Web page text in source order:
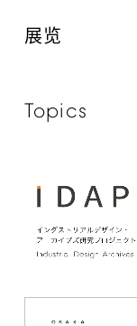
展览
Topics